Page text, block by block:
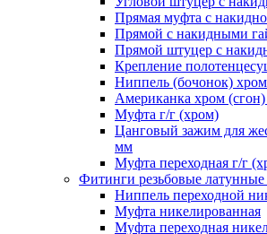
Прямая муфта с
Прямой с накидными
Прямой штуцер с
Крепление
Ниппель (бочонок)
Американка хром
Муфта г/г (хром)
Цанговый зажим для
мм
Муфта переходная г/г
Фитинги резьбовые
Ниппель переходной
Муфта никелированная
Муфта переходная